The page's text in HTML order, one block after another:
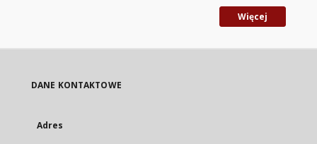
Więcej
DANE KONTAKTOWE
Adres